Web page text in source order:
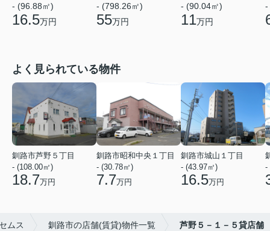
- (96.88㎡)
16.5万円
- (798.26㎡)
55万円
- (90.04㎡)
11万円
-
よく見られている物件
釧路市芦野５丁目
- (108.00㎡)
18.7万円
釧路市昭和中央１丁目
- (30.78㎡)
7.7万円
釧路市城山１丁目
- (43.97㎡)
16.5万円
-
ムス 釧路市の店舗(賃貸)物件一覧 芦野５－１－５貸店舗